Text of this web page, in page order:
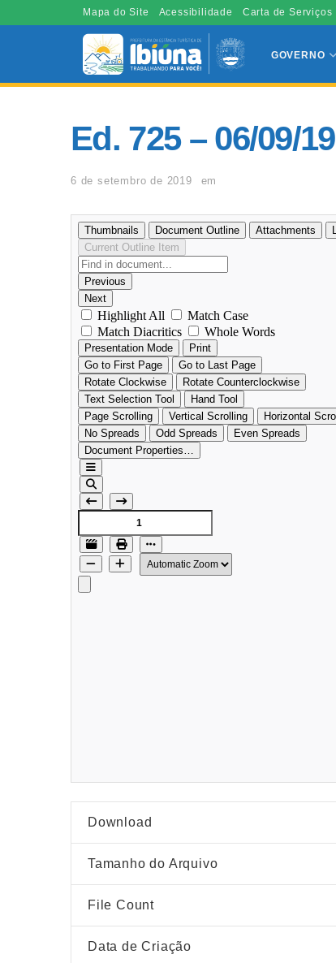
Mapa do Site Acessibilidade Carta de Serviços
GOVERNO
Ed. 725 – 06/09/19
6 de setembro de 2019 em
Download
Tamanho do Arquivo
File Count
Data de Criação